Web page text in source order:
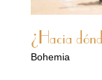
¿Hacia
Bohemia